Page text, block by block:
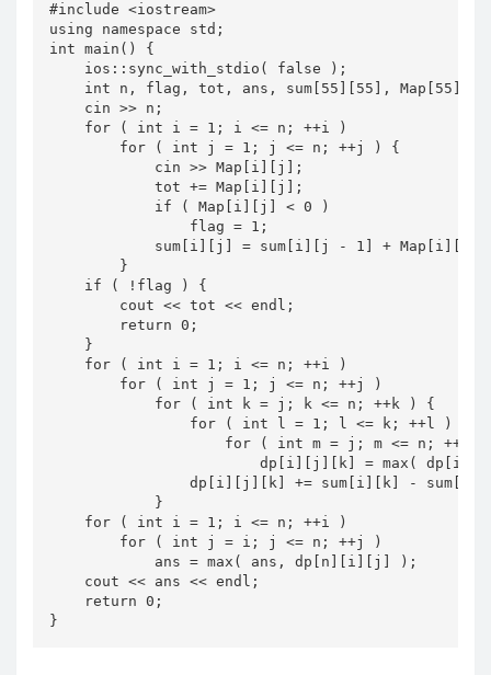
#include <iostream>
using namespace std;
int main() {
    ios::sync_with_stdio( false );
int n, flag, tot, ans, sum[55][55],
    cin >> n;
    for ( int i = 1; i <= n; ++i )
        for ( int j = 1; j <= n; ++j ) {
            cin >> Map[i][j];
            tot += Map[i][j];
            if ( Map[i][j] < 0 )
                flag = 1;
            sum[i][j] = sum[i][j - 1] + Map[i][j];
        }
    if ( !flag ) {
        cout << tot << endl;
        return 0;
    }
    for ( int i = 1; i <= n; ++i )
        for ( int j = 1; j <= n; ++j )
            for ( int k = j; k <= n; ++k ) {
                for ( int l = 1; l <= k; ++l )
                    for ( int m = j; m <= n; ++m )
dp[i][j][k] = max(
dp[i][j][k] += sum[i][k] -
            }
    for ( int i = 1; i <= n; ++i )
        for ( int j = i; j <= n; ++j )
            ans = max( ans, dp[n][i][j] );
    cout << ans << endl;
    return 0;
}